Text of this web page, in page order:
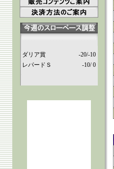
ダリア賞
-20/-10
レパードＳ
-10/ 0